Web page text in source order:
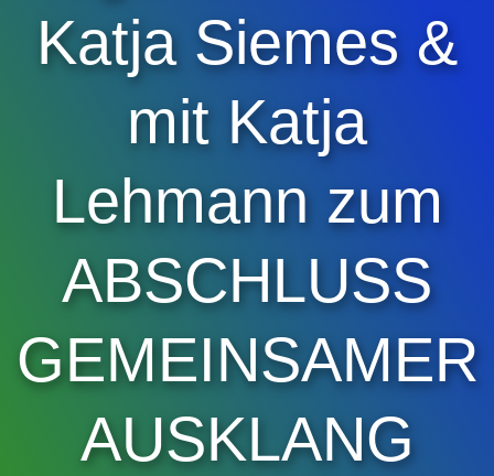
Katja Siemes &
mit Katja
Lehmann zum
ABSCHLUSS
GEMEINSAMER
AUSKLANG